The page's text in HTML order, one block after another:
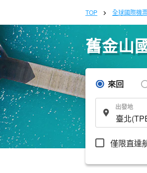
TOP 全球國際機
舊金山
來回
出發地
僅限直達